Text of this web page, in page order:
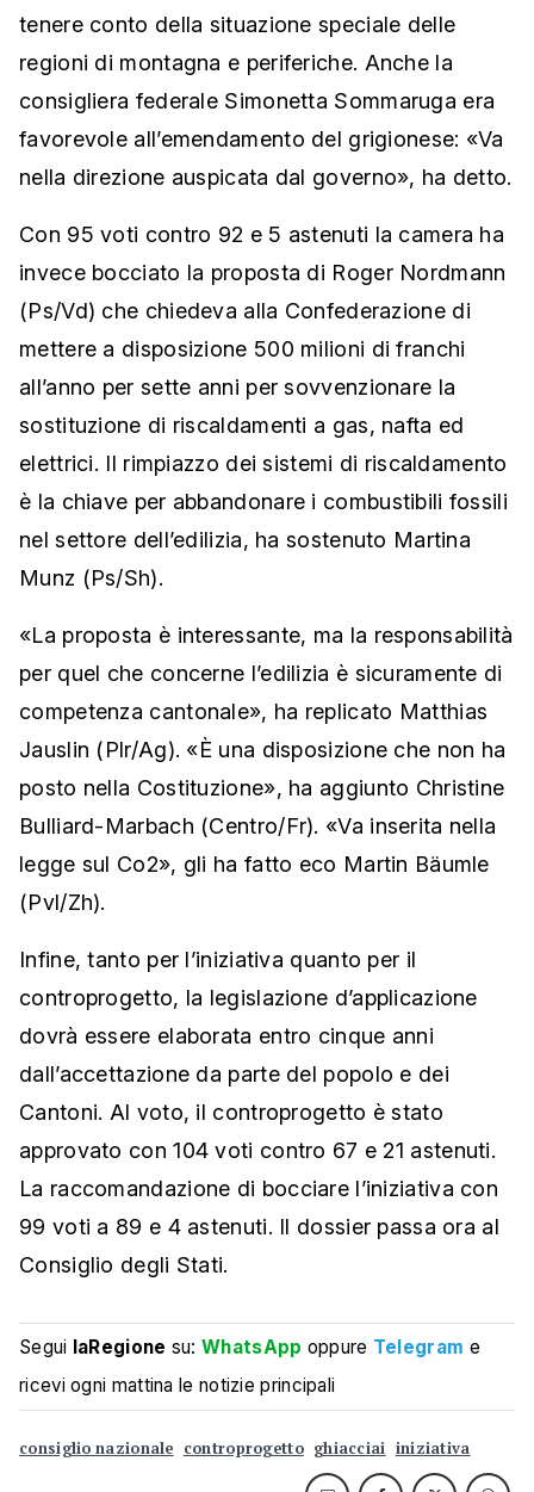
tenere conto della situazione speciale delle
regioni di montagna e periferiche. Anche la
consigliera federale Simonetta Sommaruga era
favorevole all’emendamento del grigionese: «Va
nella direzione auspicata dal governo», ha detto.
Con 95 voti contro 92 e 5 astenuti la camera ha
invece bocciato la proposta di Roger Nordmann
(Ps/Vd) che chiedeva alla Confederazione di
mettere a disposizione 500 milioni di franchi
all’anno per sette anni per sovvenzionare la
sostituzione di riscaldamenti a gas, nafta ed
elettrici. Il rimpiazzo dei sistemi di riscaldamento
è la chiave per abbandonare i combustibili fossili
nel settore dell’edilizia, ha sostenuto Martina
Munz (Ps/Sh).
«La proposta è interessante, ma la responsabilità
per quel che concerne l’edilizia è sicuramente di
competenza cantonale», ha replicato Matthias
Jauslin (Plr/Ag). «È una disposizione che non ha
posto nella Costituzione», ha aggiunto Christine
Bulliard-Marbach (Centro/Fr). «Va inserita nella
legge sul Co2», gli ha fatto eco Martin Bäumle
(Pvl/Zh).
Infine, tanto per l’iniziativa quanto per il
controprogetto, la legislazione d’applicazione
dovrà essere elaborata entro cinque anni
dall’accettazione da parte del popolo e dei
Cantoni. Al voto, il controprogetto è stato
approvato con 104 voti contro 67 e 21 astenuti.
La raccomandazione di bocciare l’iniziativa con
99 voti a 89 e 4 astenuti. Il dossier passa ora al
Consiglio degli Stati.
Segui laRegione su:WhatsApp oppure Telegram e
ricevi ogni mattina le notizie principali
consiglio nazionale controprogetto ghiacciai iniziativa